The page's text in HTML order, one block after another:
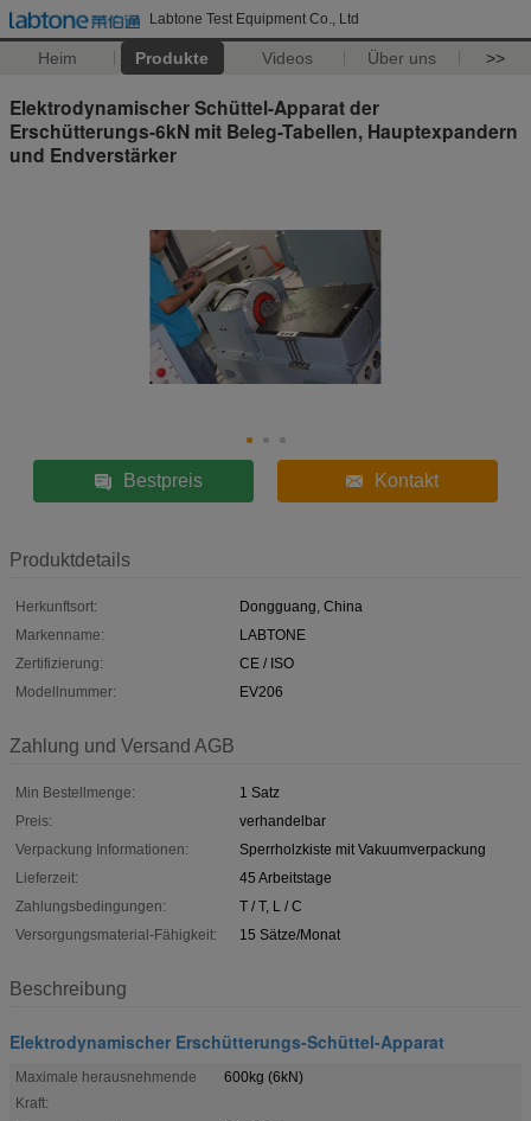
Labtone Test Equipment Co., Ltd
Heim Produkte Videos Über uns >>
Elektrodynamischer Schüttel-Apparat der
Erschütterungs-6kN mit Beleg-Tabellen, Hauptexpandern
und Endverstärker
Bestpreis Kontakt
Produktdetails
Herkunftsort:
Dongguang, China
Markenname:
LABTONE
Zertifizierung:
CE / ISO
Modellnummer:
EV206
Zahlung und Versand AGB
Min Bestellmenge:
1 Satz
Preis:
verhandelbar
Verpackung Informationen:
Sperrholzkiste mit Vakuumverpackung
Lieferzeit:
45 Arbeitstage
Zahlungsbedingungen:
T / T, L / C
Versorgungsmaterial-Fähigkeit:
15 Sätze/Monat
Beschreibung
Elektrodynamischer Erschütterungs-Schüttel-Apparat
Maximale herausnehmende
Kraft:
600kg (6kN)